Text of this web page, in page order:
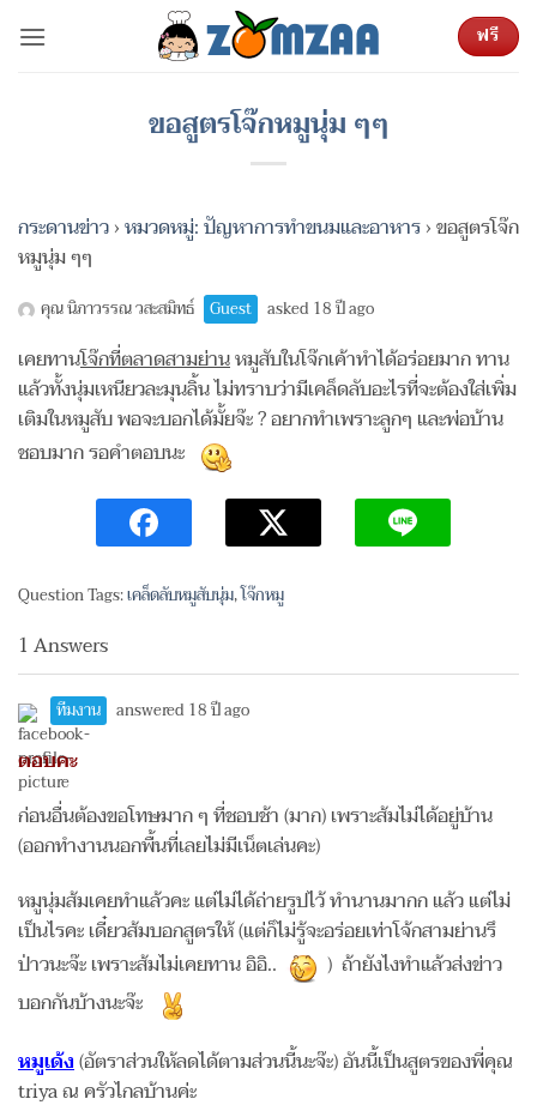
ฟรี
ขอสูตรโจ๊กหมูนุ่ม ๆๆ
กระดานข่าว›หมวดหมู่: ปัญหาการทำขนมและอาหาร›ขอสูตรโจ๊ก
หมูนุ่ม ๆๆ
คุณ นิภาวรรณ วสะสมิทธ์ Guest asked 18 ปี ago
เคยทานโจ๊กที่ตลาดสามย่านหมูสับในโจ๊กเค้าทำได้อร่อยมาก ทาน
แล้วทั้งนุ่มเหนียวละมุนลิ้น ไม่ทราบว่ามีเคล็ดลับอะไรที่จะต้องใส่เพิ่ม
เติมในหมูสับ พอจะบอกได้มั้ยจ๊ะ ? อยากทำเพราะลูกๆ และพ่อบ้าน
ชอบมาก รอคำตอบนะ
Question Tags:เคล็ดลับหมูสับนุ่ม,โจ๊กหมู
1 Answers
ทีมงาน answered 18 ปี ago
ตอบคะ
ก่อนอื่นต้องขอโทษมาก ๆ ที่ชอบช้า (มาก) เพราะส้มไม่ได้อยู่บ้าน
(ออกทำงานนอกพื้นที่เลยไม่มีเน็ตเล่นคะ)
หมูนุ่มส้มเคยทำแล้วคะ แต่ไม่ได้ถ่ายรูปไว้ ทำนานมากก แล้ว แต่ไม่
เป็นไรคะ เดี๋ยวส้มบอกสูตรให้ (แต่ก็ไม่รู้จะอร่อยเท่าโจ้กสามย่านรึ
ป่าวนะจ๊ะ เพราะส้มไม่เคยทาน อิอิ..
) ถ้ายังไงทำแล้วส่งข่าว
บอกกันบ้างนะจ๊ะ
หมูเด้ง(อัตราส่วนให้ลดได้ตามส่วนนี้นะจ๊ะ) อันนี้เป็นสูตรของพี่คุณ
triya ณ ครัวไกลบ้านค่ะ